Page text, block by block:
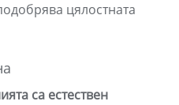
цялостната
са естествен